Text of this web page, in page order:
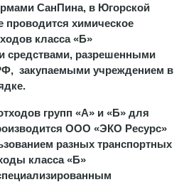
СанПина, в Югорской
проводится химическое
класса «Б»
разрешенными
закупаемыми учреждением в
групп «А» и «Б» для
ООО «ЭКО Ресурс»
разных транспортных
класса «Б»